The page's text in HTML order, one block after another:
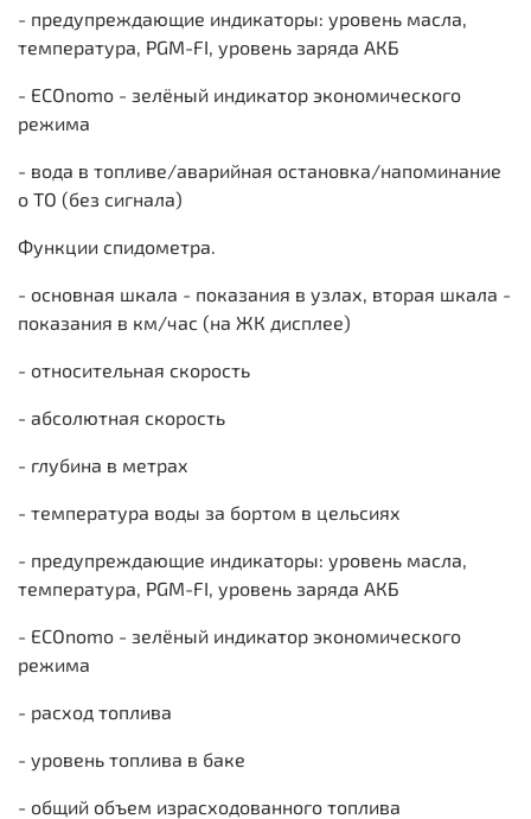
- предупреждающие индикаторы: уровень масла,
температура, PGM-FI, уровень заряда АКБ
- ECOnomo - зелёный индикатор экономического
режима
- вода в топливе/аварийная остановка/напоминание
о ТО (без сигнала)
Функции спидометра.
- основная шкала - показания в узлах, вторая шкала -
показания в км/час (на ЖК дисплее)
- относительная скорость
- абсолютная скорость
- глубина в метрах
- температура воды за бортом в цельсиях
- предупреждающие индикаторы: уровень масла,
температура, PGM-FI, уровень заряда АКБ
- ECOnomo - зелёный индикатор экономического
режима
- расход топлива
- уровень топлива в баке
- общий объем израсходованного топлива